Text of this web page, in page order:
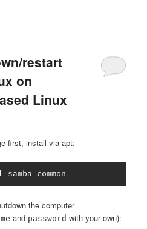
restart
on
Linux
first, install via apt:
common
the computer
and password with your own):